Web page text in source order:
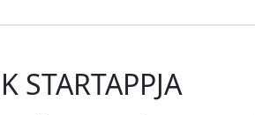
STARTAPPJA